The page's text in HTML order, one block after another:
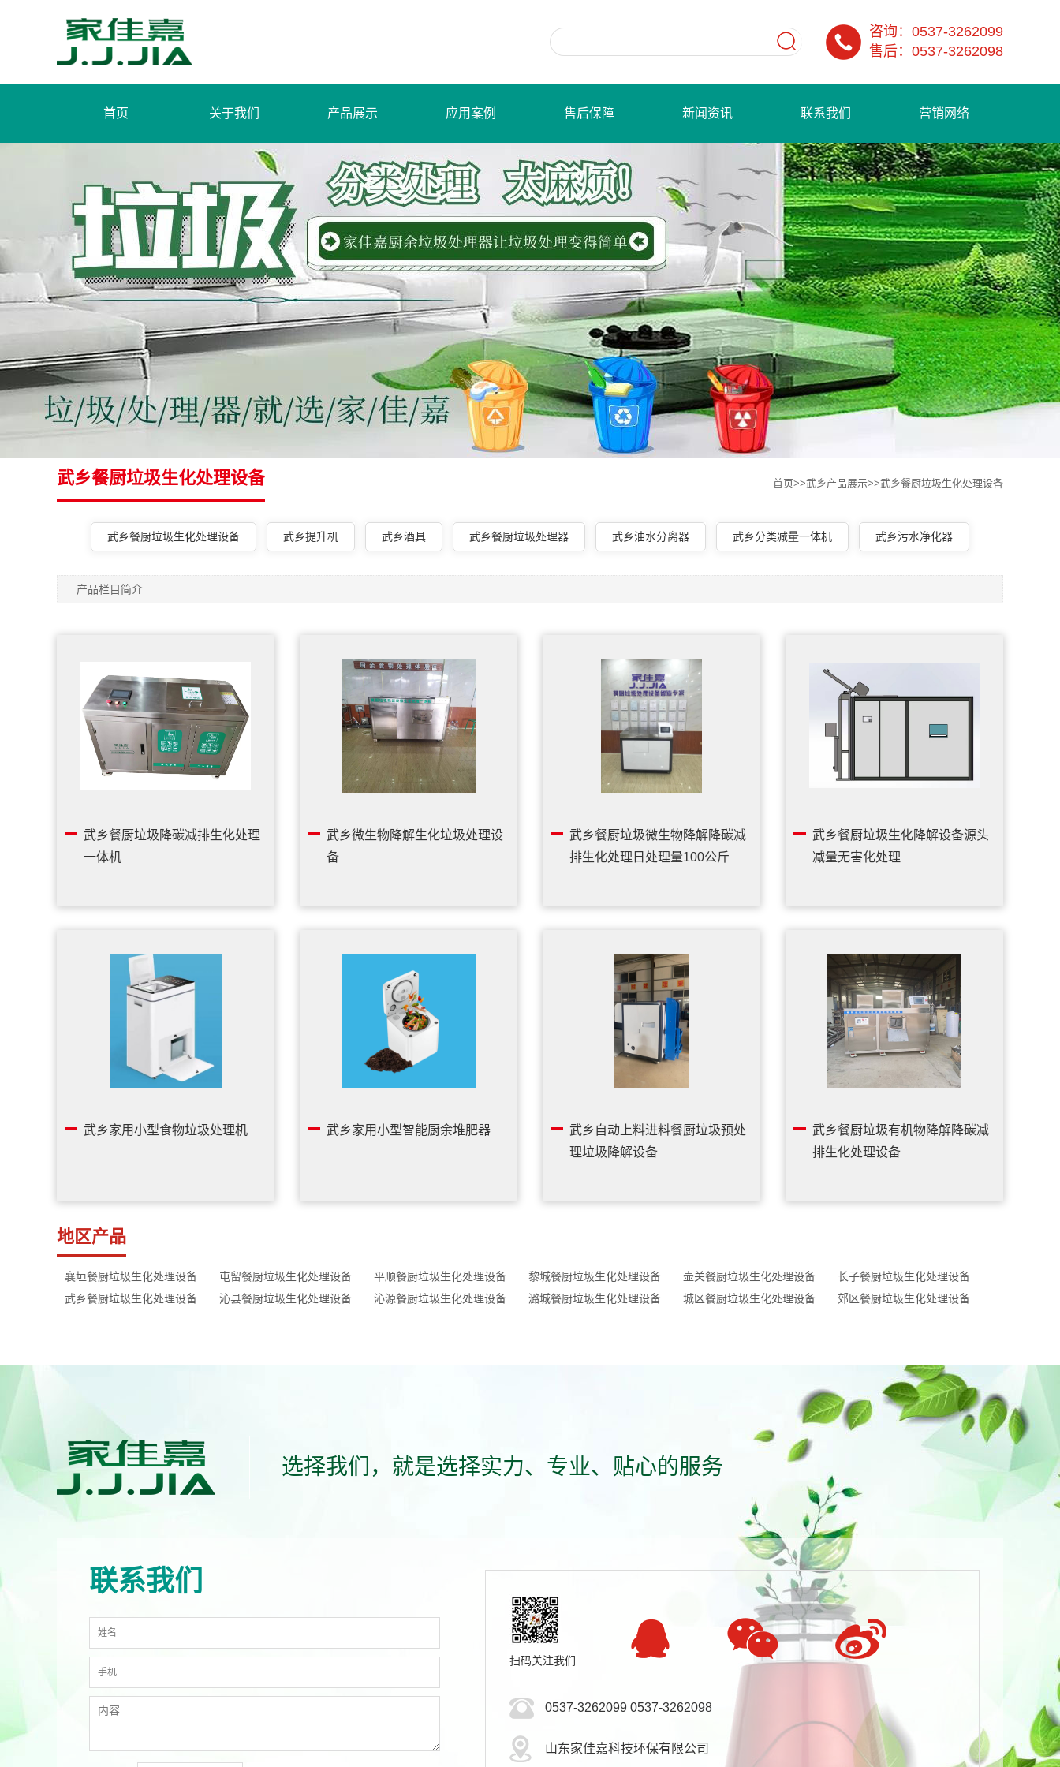
咨询：0537-3262099
售后：0537-3262098
首页 关于我们 产品展示 应用案例 售后保障 新闻资讯 联系我们 营销网络
武乡餐厨垃圾生化处理设备 首页>>武乡产品展示>>武乡餐厨垃圾生化处理设备
武乡餐厨垃圾生化处理设备 武乡提升机 武乡酒具 武乡餐厨垃圾处理器 武乡油水分离器 武乡分类减量一体机 武乡污水净化器
产品栏目简介
武乡餐厨垃圾降碳减排生化处理
一体机
武乡微生物降解生化垃圾处理设
备
武乡餐厨垃圾微生物降解降碳减
排生化处理日处理量100公斤
武乡餐厨垃圾生化降解设备源头
减量无害化处理
武乡家用小型食物垃圾处理机 武乡家用小型智能厨余堆肥器
武乡自动上料进料餐厨垃圾预处
理垃圾降解设备
武乡餐厨垃圾有机物降解降碳减
排生化处理设备
地区产品
襄垣餐厨垃圾生化处理设备 屯留餐厨垃圾生化处理设备 平顺餐厨垃圾生化处理设备 黎城餐厨垃圾生化处理设备 壶关餐厨垃圾生化处理设备
长子餐厨垃圾生化处理设备
武乡餐厨垃圾生化处理设备
沁县餐厨垃圾生化处理设备 沁源餐厨垃圾生化处理设备 潞城餐厨垃圾生化处理设备 城区餐厨垃圾生化处理设备 郊区餐厨垃圾生化处理设备
选择我们，就是选择实力、专业、贴心的服务
联系我们
扫码关注我们
0537-3262099 0537-3262098
山东家佳嘉科技环保有限公司